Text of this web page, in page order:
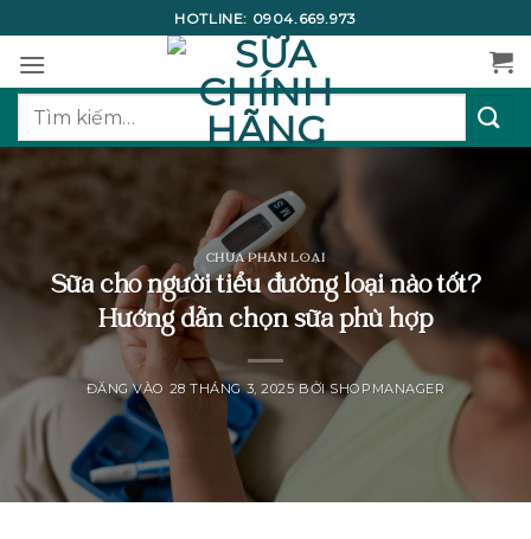
qua
nội
dung
HOTLINE: 0904.669.973
Tìm
CHƯA PHÂN LOẠI
Sữa cho người tiểu đường loại nào tốt?
Hướng dẫn chọn sữa phù hợp
ĐĂNG VÀO 28 THÁNG 3, 2025 BỞISHOPMANAGER